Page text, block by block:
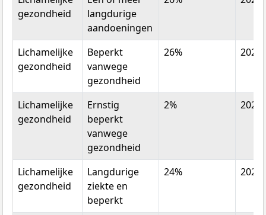
gezondheid
langdurige
aandoeningen
Lichamelijke
gezondheid
Beperkt
vanwege
gezondheid
26% 2022
Lichamelijke
gezondheid
Ernstig
beperkt
vanwege
gezondheid
2% 2022
Lichamelijke
gezondheid
Langdurige
ziekte en
beperkt
24% 2022